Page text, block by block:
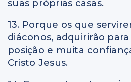
suas próprias casas.
13. Porque os que
diáconos, adquirirão
posição e muita
Cristo Jesus.